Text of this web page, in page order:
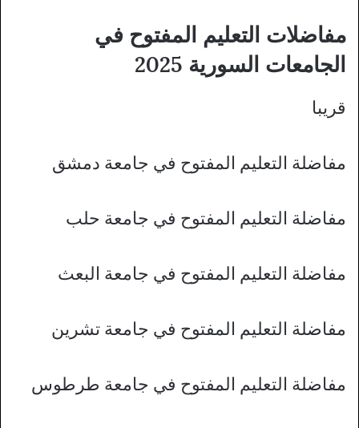
مفاضلات التعليم المفتوح في
الجامعات السورية 2025
قريبا
مفاضلة التعليم المفتوح في جامعة دمشق
مفاضلة التعليم المفتوح في جامعة حلب
مفاضلة التعليم المفتوح في جامعة البعث
مفاضلة التعليم المفتوح في جامعة تشرين
مفاضلة التعليم المفتوح في جامعة طرطوس